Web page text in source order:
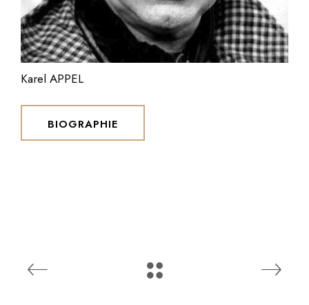
Karel APPEL
BIOGRAPHIE